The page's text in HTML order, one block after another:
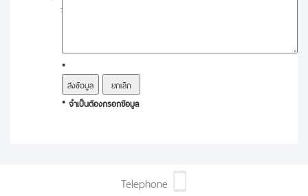
:
*
* จำเป็นต้องกรอกข้อมูล
Telephone